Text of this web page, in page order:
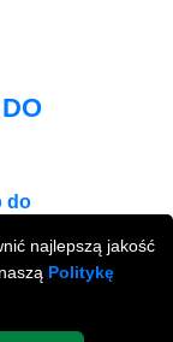
najlepszą jakość
Politykę
do